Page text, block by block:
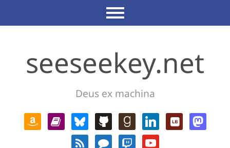
seeseekey.net
Deus ex machina